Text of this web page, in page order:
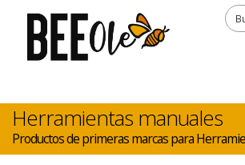
Herramientas manuales
Productos de primeras marcas para